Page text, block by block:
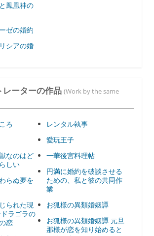
鳳凰神の
ゼの婚約
シアの婚
レーターの作品 (Work by the same
ろ
なのはど
しい
らぬ夢を
られた現
ラゴラの
恋
レンタル執事
愛玩王子
一華後宮料理帖
円満に婚約を破談させる
ための、私と彼の共同作
業
お狐様の異類婚姻譚
お狐様の異類婚姻譚 元旦
那様が恋を知り始めると